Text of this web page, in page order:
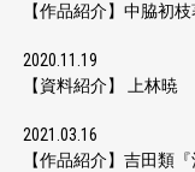
【作品紹介】中脇初
2020.11.19
【資料紹介】 上林暁
2021.03.16
【作品紹介】吉田類